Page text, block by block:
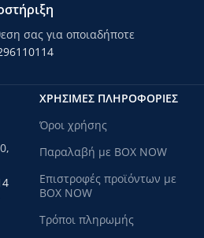
σας για οποιαδήποτε
ΧΡΗΣΙΜΕΣ ΠΛΗΡΟΦΟΡΙΕΣ
Όροι χρήσης
Παραλαβή με BOX NOW
Επιστροφές προϊόντων με
BOX NOW
Τρόποι πληρωμής